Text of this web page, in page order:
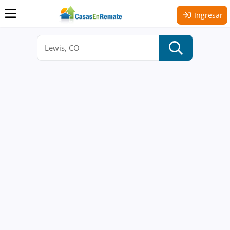
Ingresar